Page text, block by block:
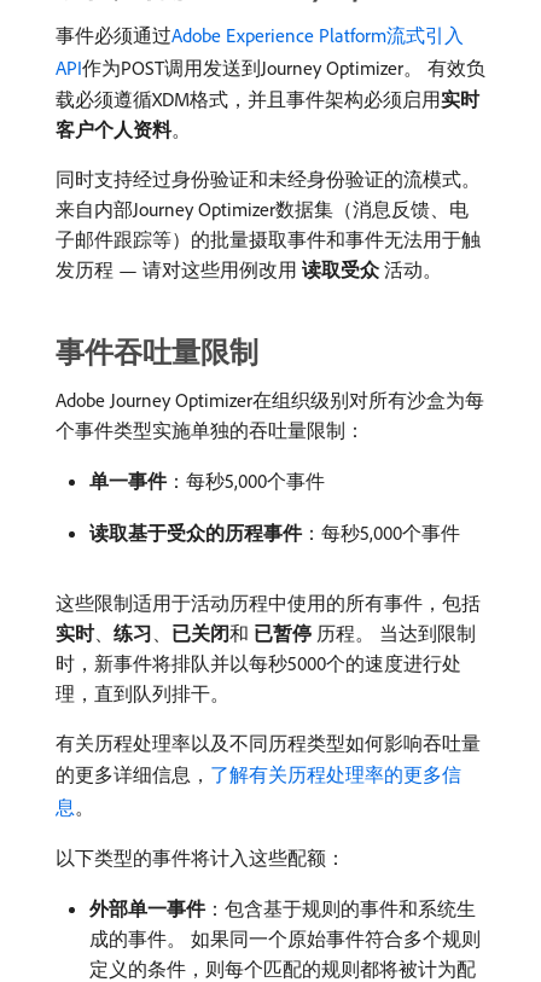
事件必须通过Adobe Experience Platform流式引入
API作为POST调用发送到Journey Optimizer。 有效负
载必须遵循XDM格式，并且事件架构必须启用​实时
客户个人资料。
同时支持经过身份验证和未经身份验证的流模式。
来自内部Journey Optimizer数据集（消息反馈、电
子邮件跟踪等）的批量摄取事件和事件无法用于触
发历程 — 请对这些用例改用​ 读取受众 ​活动。
事件吞吐量限制
Adobe Journey Optimizer在组织级别对所有沙盒为每
个事件类型实施单独的吞吐量限制：
单一事件：每秒5,000个事件
读取基于受众的历程事件：每秒5,000个事件
这些限制适用于活动历程中使用的所有事件，包括​
实时、 练习、 已关闭​和​ 已暂停 ​历程。 当达到限制
时，新事件将排队并以每秒5000个的速度进行处
理，直到队列排干。
有关历程处理率以及不同历程类型如何影响吞吐量
的更多详细信息， 了解有关历程处理率的更多信
息。
以下类型的事件将计入这些配额：
外部单一事件：包含基于规则的事件和系统生
成的事件。 如果同一个原始事件符合多个规则
定义的条件，则每个匹配的规则都将被计为配